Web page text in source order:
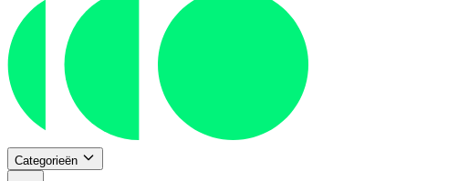
Categorieën